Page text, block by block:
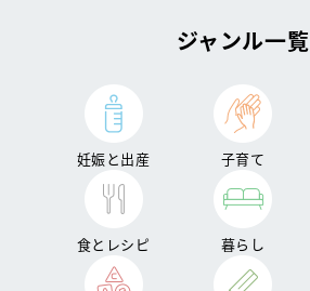
ジャンル一覧
妊娠と出産 子育て
食とレシピ 暮らし